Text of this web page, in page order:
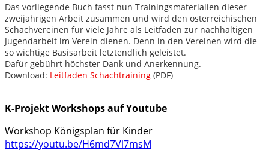
Das vorliegende Buch fasst nun Trainingsmaterialien dieser
zweijährigen Arbeit zusammen und wird den österreichischen
Schachvereinen für viele Jahre als Leitfaden zur nachhaltigen
Jugendarbeit im Verein dienen. Denn in den Vereinen wird die
so wichtige Basisarbeit letztendlich geleistet.
Dafür gebührt höchster Dank und Anerkennung.
Download: Leitfaden Schachtraining (PDF)
K-Projekt Workshops auf Youtube
Workshop Königsplan für Kinder
https://youtu.be/H6md7Vl7msM